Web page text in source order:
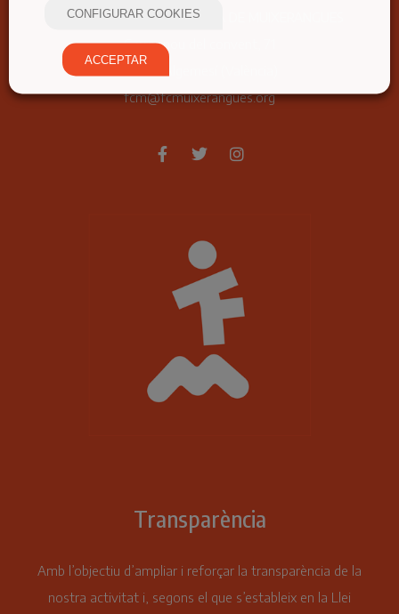
FEDERACIÓ COORDINADORA DE MUIXERANGUES
Carrer nou del convent, 71
fcm@fcmuixerangues.org
Transparència
Amb l’objectiu d’ampliar i reforçar la transparència de la
nostra activitat i, segons el que s’estableix en la Llei
CONFIGURAR COOKIES
ACCEPTAR